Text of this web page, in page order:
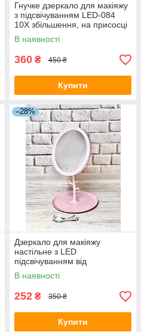
Гнучке дзеркало для макіяжу
з підсвічуванням LED-084
10X збільшення, на присосці
В наявності
360 ₴ 450 ₴
Купити
–28%
Дзеркало для макіяжу
настільне з LED
підсвічуванням від
акумулятора 3 режими
свічення JF-110A Рожевий
В наявності
252 ₴ 350 ₴
Купити